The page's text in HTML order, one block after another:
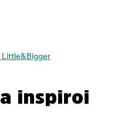
Little&Bigger
inspiroi